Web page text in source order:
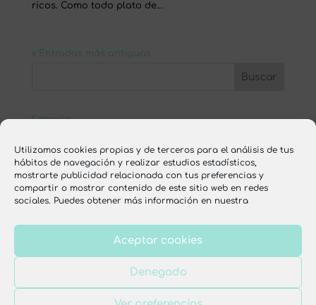
Utilizamos cookies propias y de terceros para el análisis de tus
hábitos de navegación y realizar estudios estadísticos,
mostrarte publicidad relacionada con tus preferencias y
compartir o mostrar contenido de este sitio web en redes
sociales. Puedes obtener más información en nuestra
Aceptar cookies
Denegado
ricos. Como todo plato de...
« Entradas más antiguas
Categorías
ESCUELA ONLINE
nutrición
recetas
Aviso legal
Política de privacidad
Política de cookies
Condiciones de venta